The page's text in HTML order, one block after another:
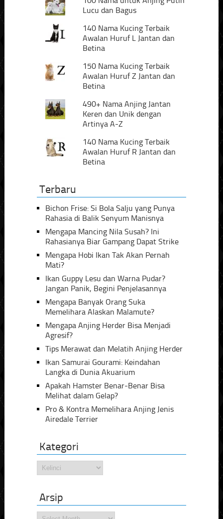
Lucu dan Bagus
140 Nama Kucing Terbaik
Awalan Huruf L Jantan dan
Betina
150 Nama Kucing Terbaik
Awalan Huruf Z Jantan dan
Betina
490+ Nama Anjing Jantan
Keren dan Unik dengan
Artinya A-Z
140 Nama Kucing Terbaik
Awalan Huruf R Jantan dan
Betina
Terbaru
Bichon Frise: Si Bola Salju yang Punya
Rahasia di Balik Senyum Manisnya
Mengapa Mancing Nila Susah? Ini
Rahasianya Biar Gampang Dapat Strike
Mengapa Hobi Ikan Tak Akan Pernah
Mati?
Ikan Guppy Lesu dan Warna Pudar?
Jangan Panik, Begini Penjelasannya
Mengapa Banyak Orang Suka
Memelihara Alaskan Malamute?
Mengapa Anjing Herder Bisa Menjadi
Agresif?
Tips Merawat dan Melatih Anjing Herder
Ikan Samurai Gourami: Keindahan
Langka di Dunia Akuarium
Apakah Hamster Benar-Benar Bisa
Melihat dalam Gelap?
Pro & Kontra Memelihara Anjing Jenis
Airedale Terrier
Kategori
Kategori
Arsip
Arsip